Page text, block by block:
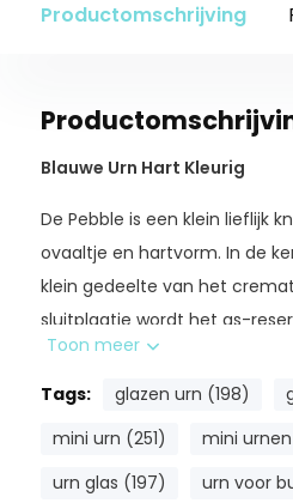
Productomschrijving
Blauwe Urn Hart Kleurig
De Pebble is een klein lieflijk
ovaaltje en hartvorm. In de
klein gedeelte van het
sluitplaatje wordt het as-
Je kunt kiezen tussen een
herinnering aan uw
Toon meer
Tags: glazen urn (198)
mini urn (251)
mini
urn glas (197)
urn voor